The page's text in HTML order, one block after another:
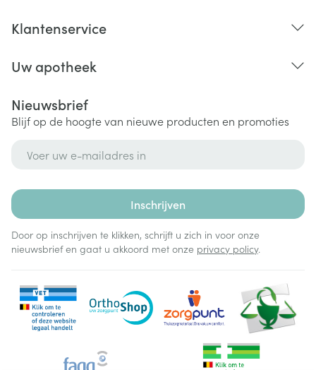
Klantenservice
Uw apotheek
Nieuwsbrief
Blijf op de hoogte van nieuwe producten en promoties
Inschrijven
Door op inschrijven te klikken, schrijft u zich in voor onze
nieuwsbrief en gaat u akkoord met onze privacy policy.